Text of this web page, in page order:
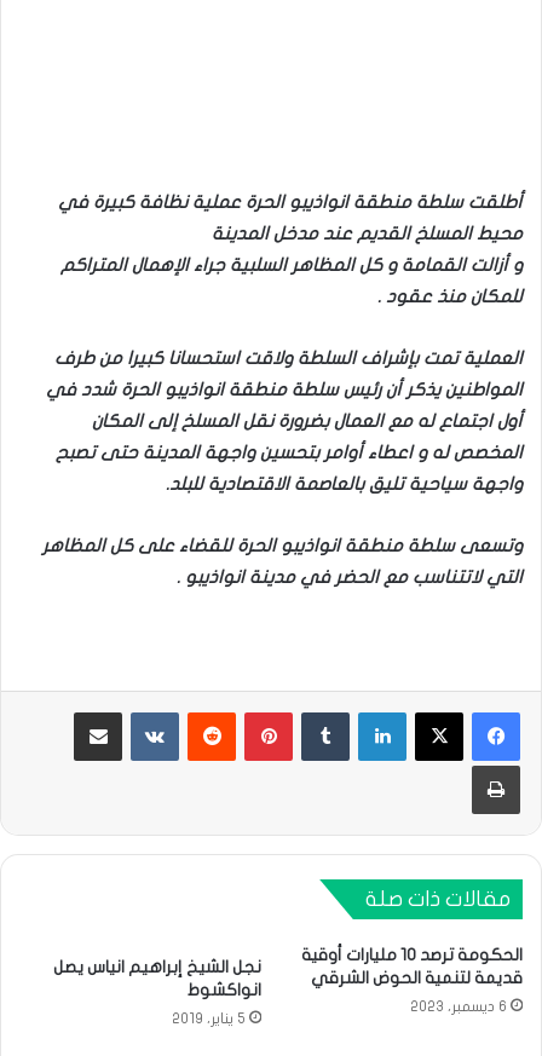
أطلقت سلطة منطقة انواذيبو الحرة عملية نظافة كبيرة في
محيط المسلخ القديم عند مدخل المدينة
و أزالت القمامة و كل المظاهر السلبية جراء الإهمال المتراكم
للمكان منذ عقود .
العملية تمت بإشراف السلطة ولاقت استحسانا كبيرا من طرف
المواطنين يذكر أن رئيس سلطة منطقة انواذيبو الحرة شدد في
أول اجتماع له مع العمال بضرورة نقل المسلخ إلى المكان
المخصص له و اعطاء أوامر بتحسين واجهة المدينة حتى تصبح
واجهة سياحية تليق بالعاصمة الاقتصادية للبلد.
وتسعى سلطة منطقة انواذيبو الحرة للقضاء على كل المظاهر
التي لاتتناسب مع الحضر في مدينة انواذيبو .
لينكدإن بينتيريست مشاركة عبر البريد
طباعة
مقالات ذات صلة
الحكومة ترصد 10 مليارات أوقية
قديمة لتنمية الحوض الشرقي
6 ديسمبر، 2023
نجل الشيخ إبراهيم انياس يصل
انواكشوط
5 يناير، 2019